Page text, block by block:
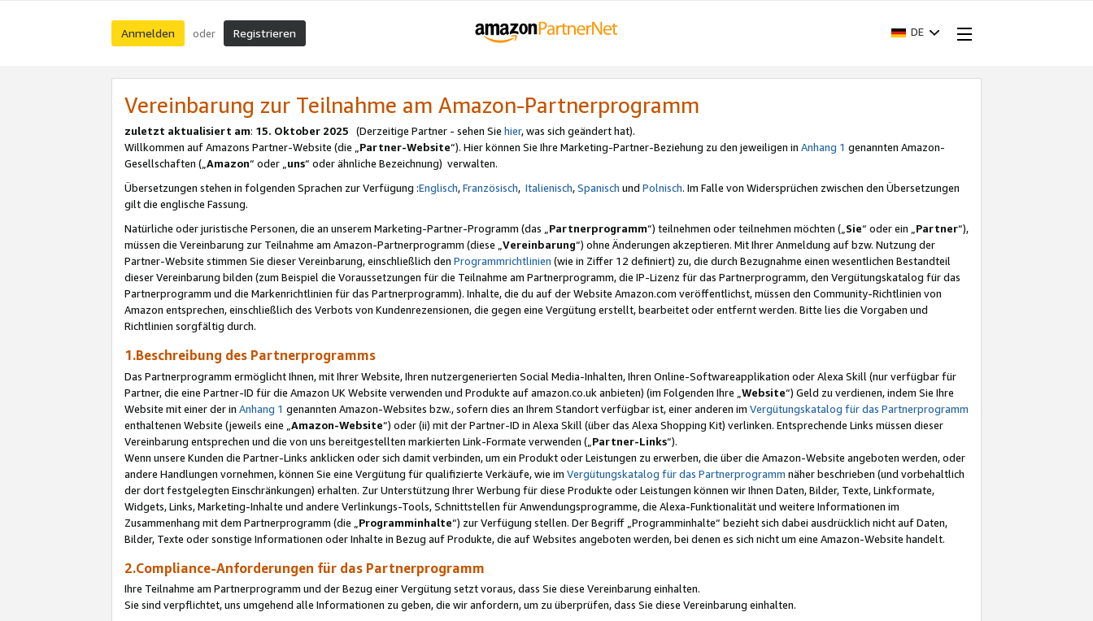
Anmelden oder Registrieren DE
Vereinbarung zur Teilnahme am Amazon-Partnerprogramm
zuletzt aktualisiert am: 15. Oktober 2025 (Derzeitige Partner - sehen Sie hier, was sich geändert hat).
Willkommen auf Amazons Partner-Website (die „Partner-Website“). Hier können Sie Ihre Marketing-Partner-Beziehung zu den jeweiligen in Anhang 1 genannten Amazon-
Gesellschaften („Amazon“ oder „uns“ oder ähnliche Bezeichnung) verwalten.
Übersetzungen stehen in folgenden Sprachen zur Verfügung :Englisch,Französisch, Italienisch,Spanisch und Polnisch. Im Falle von Widersprüchen zwischen den Übersetzungen
gilt die englische Fassung.
Natürliche oder juristische Personen, die an unserem Marketing-Partner-Programm (das „Partnerprogramm“) teilnehmen oder teilnehmen möchten („Sie“ oder ein „Partner“),
müssen die Vereinbarung zur Teilnahme am Amazon-Partnerprogramm (diese „Vereinbarung“) ohne Änderungen akzeptieren. Mit Ihrer Anmeldung auf bzw. Nutzung der
Partner-Website stimmen Sie dieser Vereinbarung, einschließlich den Programmrichtlinien (wie in Ziffer 12 definiert) zu, die durch Bezugnahme einen wesentlichen Bestandteil
dieser Vereinbarung bilden (zum Beispiel die Voraussetzungen für die Teilnahme am Partnerprogramm, die IP-Lizenz für das Partnerprogramm, den Vergütungskatalog für das
Partnerprogramm und die Markenrichtlinien für das Partnerprogramm). Inhalte, die du auf der Website Amazon.com veröffentlichst, müssen den Community-Richtlinien von
Amazon entsprechen, einschließlich des Verbots von Kundenrezensionen, die gegen eine Vergütung erstellt, bearbeitet oder entfernt werden. Bitte lies die Vorgaben und
Richtlinien sorgfältig durch.
1.Beschreibung des Partnerprogramms
Das Partnerprogramm ermöglicht Ihnen, mit Ihrer Website, Ihren nutzergenerierten Social Media-Inhalten, Ihren Online-Softwareapplikation oder Alexa Skill (nur verfügbar für
Partner, die eine Partner-ID für die Amazon UK Website verwenden und Produkte auf amazon.co.uk anbieten) (im Folgenden Ihre „ Website“) Geld zu verdienen, indem Sie Ihre
Website mit einer der in Anhang 1 genannten Amazon-Websites bzw., sofern dies an Ihrem Standort verfügbar ist, einer anderen im Vergütungskatalog für das Partnerprogramm
enthaltenen Website (jeweils eine „ Amazon-Website“) oder (ii) mit der Partner-ID in Alexa Skill (über das Alexa Shopping Kit) verlinken. Entsprechende Links müssen dieser
Vereinbarung entsprechen und die von uns bereitgestellten markierten Link-Formate verwenden („ Partner-Links“).
Wenn unsere Kunden die Partner-Links anklicken oder sich damit verbinden, um ein Produkt oder Leistungen zu erwerben, die über die Amazon-Website angeboten werden, oder
andere Handlungen vornehmen, können Sie eine Vergütung für qualifizierte Verkäufe, wie im Vergütungskatalog für das Partnerprogramm näher beschrieben (und vorbehaltlich
der dort festgelegten Einschränkungen) erhalten. Zur Unterstützung Ihrer Werbung für diese Produkte oder Leistungen können wir Ihnen Daten, Bilder, Texte, Linkformate,
Widgets, Links, Marketing-Inhalte und andere Verlinkungs-Tools, Schnittstellen für Anwendungsprogramme, die Alexa-Funktionalität und weitere Informationen im
Zusammenhang mit dem Partnerprogramm (die „ Programminhalte“) zur Verfügung stellen. Der Begriff „Programminhalte“ bezieht sich dabei ausdrücklich nicht auf Daten,
Bilder, Texte oder sonstige Informationen oder Inhalte in Bezug auf Produkte, die auf Websites angeboten werden, bei denen es sich nicht um eine Amazon-Website handelt.
2.Compliance-Anforderungen für das Partnerprogramm
Ihre Teilnahme am Partnerprogramm und der Bezug einer Vergütung setzt voraus, dass Sie diese Vereinbarung einhalten.
Sie sind verpflichtet, uns umgehend alle Informationen zu geben, die wir anfordern, um zu überprüfen, dass Sie diese Vereinbarung einhalten.